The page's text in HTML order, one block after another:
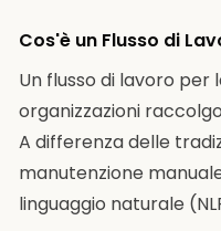
Cos'è un Flusso di
Un flusso di lavoro
organizzazioni
A differenza delle
manutenzione
linguaggio naturale